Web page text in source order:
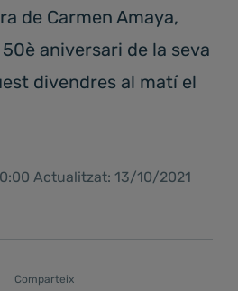
de Carmen Amaya,
aniversari de la seva
divendres al matí el
Actualitzat: 13/10/2021
Comparteix